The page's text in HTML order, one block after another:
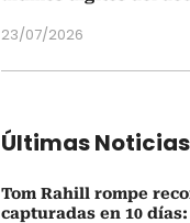
23/07/2026
Últimas Noticias
Tom Rahill rompe
capturadas en 10